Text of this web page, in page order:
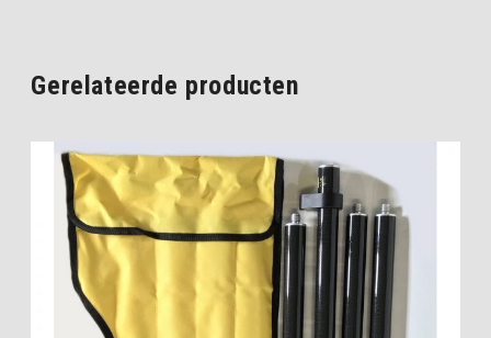
Gerelateerde producten